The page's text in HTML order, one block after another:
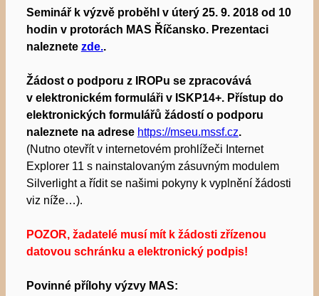
Seminář k výzvě proběhl v úterý 25. 9. 2018 od 10
hodin v protorách MAS Říčansko. Prezentaci
naleznete zde..
Žádost o podporu z IROPu se zpracovává
v elektronickém formuláři v ISKP14+. Přístup do
elektronických formulářů žádostí o podporu
naleznete na adrese https://mseu.mssf.cz.
(Nutno otevřít v internetovém prohlížeči Internet
Explorer 11 s nainstalovaným zásuvným modulem
Silverlight a řídit se našimi pokyny k vyplnění žádosti
viz níže…).
POZOR, žadatelé musí mít k žádosti zřízenou
datovou schránku a elektronický podpis!
Povinné přílohy výzvy MAS: